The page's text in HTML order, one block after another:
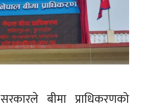
सरकारले बीमा प्राधिकरणको